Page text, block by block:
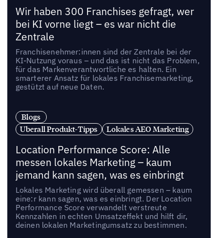
Wir haben 300 Franchises gefragt, wer
bei KI vorne liegt – es war nicht die
Zentrale
Franchisenehmer:innen sind der Zentrale bei der
KI-Nutzung voraus – und das ist nicht das Problem,
für das Markenverantwortliche es halten. Ein
smarterer Ansatz für lokales Franchisemarketing,
gestützt auf neue Daten.
Blogs
Uberall Produkt-Tipps
Lokales AEO Marketing
Location Performance Score: Alle
messen lokales Marketing – kaum
jemand kann sagen, was es einbringt
Lokales Marketing wird überall gemessen – kaum
eine:r kann sagen, was es einbringt. Der Location
Performance Score verwandelt verstreute
Kennzahlen in echten Umsatzeffekt und hilft dir,
deinen lokalen Marketingumsatz zu bestimmen.